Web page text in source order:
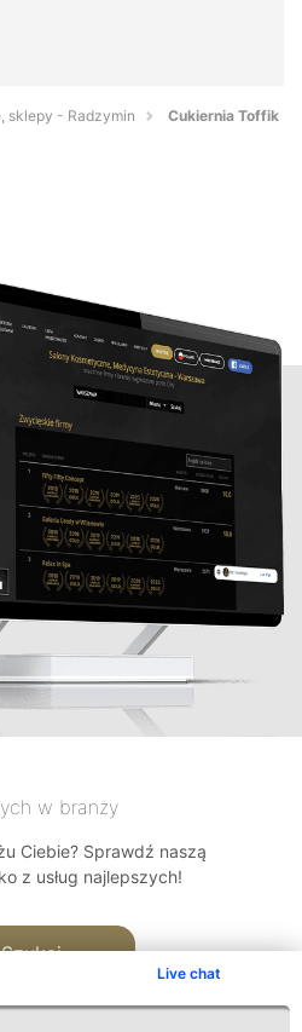
Live chat
sklepy - Radzymin Cukiernia Toffik
w branży
Ciebie? Sprawdź naszą
z usług najlepszych!
Szukaj